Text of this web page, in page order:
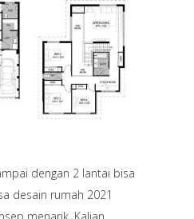
dengan 2 lantai bisa
desain rumah 2021